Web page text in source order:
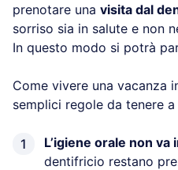
prenotare una visita dal
sorriso sia in salute e non
In questo modo si potrà
Come vivere una vacanza
semplici regole da tenere a
L’igiene orale non va
dentifricio restano